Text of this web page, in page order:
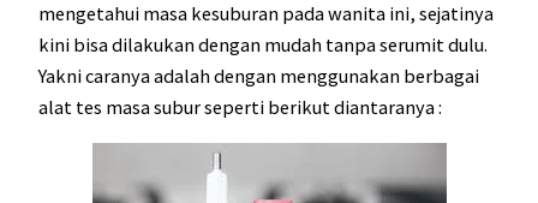
mengetahui masa kesuburan pada wanita ini, sejatinya
kini bisa dilakukan dengan mudah tanpa serumit dulu.
Yakni caranya adalah dengan menggunakan berbagai
alat tes masa subur seperti berikut diantaranya :